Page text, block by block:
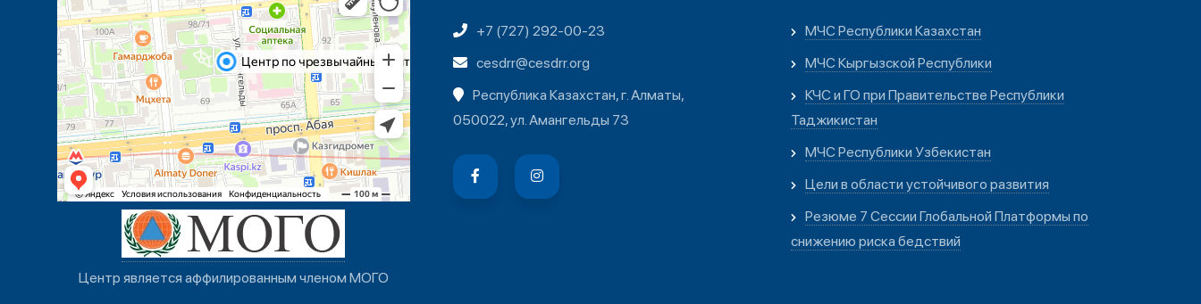
Центр является аффилированным членом МОГО
+7 (727) 292-00-23
cesdrr@cesdrr.org
Республика Казахстан, г. Алматы,
050022, ул. Амангельды 73
МЧС Республики Казахстан
МЧС Кыргызской Республики
КЧС и ГО при Правительстве Республики
Таджикистан
МЧС Республики Узбекистан
Цели в области устойчивого развития
Резюме 7 Сессии Глобальной Платформы по
снижению риска бедствий